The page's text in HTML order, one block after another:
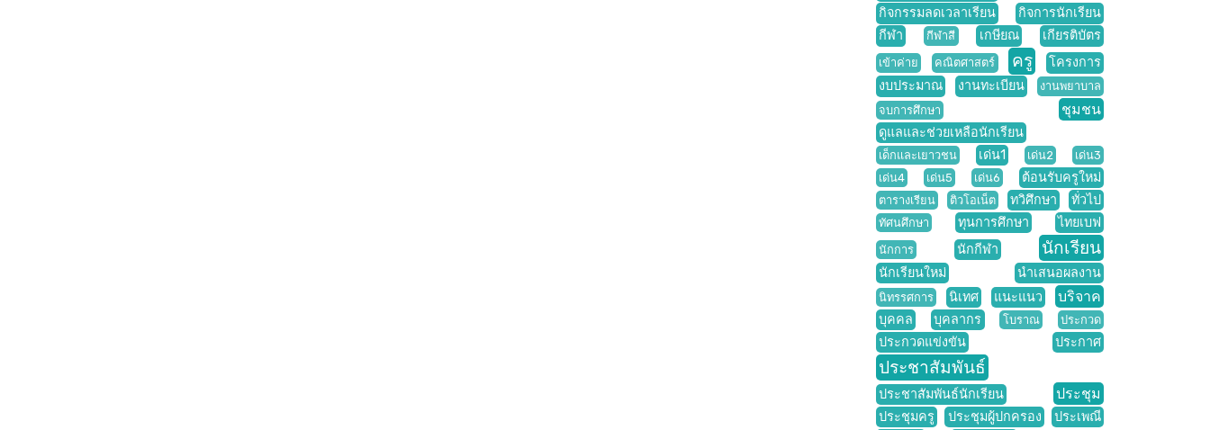
กิจกรรมลดเวลาเรียน
กิจการนักเรียน
กีฬา
กีฬาสี เกษียณ เกียรติบัตร
เข้าค่าย คณิตศาสตร์ ครู
โครงการ
งบประมาณ
งานทะเบียน
งานพยาบาล
จบการศึกษา
ชุมชน
ดูแลและช่วยเหลือนักเรียน
เด็กและเยาวชน เด่น1 เด่น2
เด่น3
เด่น4
เด่น5 เด่น6 ต้อนรับครูใหม่
ตารางเรียน ติวโอเน็ต ทวิศึกษา ทั่วไป
ทัศนศึกษา ทุนการศึกษา ไทยเบฟ
นักการ นักกีฬา นักเรียน
นักเรียนใหม่ นำเสนอผลงาน
นิทรรศการ นิเทศ แนะแนว บริจาค
บุคคล บุคลากร โบราณ ประกวด
ประกวดแข่งขัน ประกาศ
ประชาสัมพันธ์
ประชาสัมพันธ์นักเรียน ประชุม
ประชุมครู ประชุมผู้ปกครอง ประเพณี